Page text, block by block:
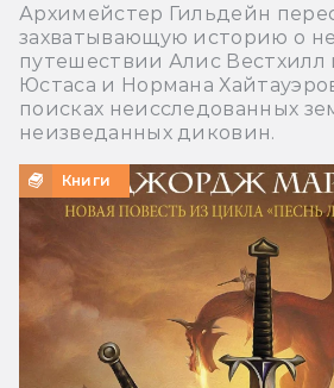
Архимейстер Гильдейн
захватывающую историю о
путешествии Алис Вестхилл
Юстаса и Нормана
поисках неисследованных
неизведанных диковин.
Книги